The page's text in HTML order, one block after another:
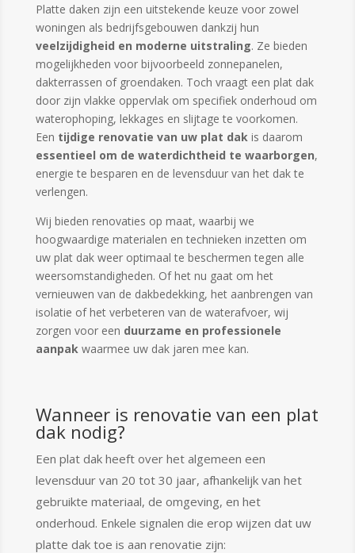
Platte daken zijn een uitstekende keuze voor zowel
woningen als bedrijfsgebouwen dankzij hun
veelzijdigheid en moderne uitstraling. Ze bieden
mogelijkheden voor bijvoorbeeld zonnepanelen,
dakterrassen of groendaken. Toch vraagt een plat dak
door zijn vlakke oppervlak om specifiek onderhoud om
waterophoping, lekkages en slijtage te voorkomen.
Een tijdige renovatie van uw plat dak is daarom
essentieel om de waterdichtheid te waarborgen,
energie te besparen en de levensduur van het dak te
verlengen.
Wij bieden renovaties op maat, waarbij we
hoogwaardige materialen en technieken inzetten om
uw plat dak weer optimaal te beschermen tegen alle
weersomstandigheden. Of het nu gaat om het
vernieuwen van de dakbedekking, het aanbrengen van
isolatie of het verbeteren van de waterafvoer, wij
zorgen voor een duurzame en professionele
aanpak waarmee uw dak jaren mee kan.
Wanneer is renovatie van een plat
dak nodig?
Een plat dak heeft over het algemeen een
levensduur van 20 tot 30 jaar, afhankelijk van het
gebruikte materiaal, de omgeving, en het
onderhoud. Enkele signalen die erop wijzen dat uw
platte dak toe is aan renovatie zijn: